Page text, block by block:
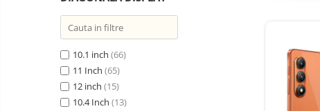
Drone cu Camera
Baterii externe
Accesorii Auto
Lifestyle
Boxe Portabile
10.1 inch (66)
11 Inch (65)
12 inch (15)
10.4 Inch (13)